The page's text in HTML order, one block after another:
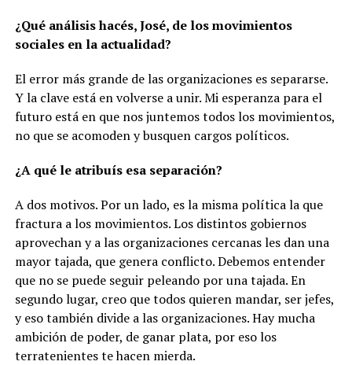
¿Qué análisis hacés, José, de los movimientos
sociales en la actualidad?
El error más grande de las organizaciones es separarse.
Y la clave está en volverse a unir. Mi esperanza para el
futuro está en que nos juntemos todos los movimientos,
no que se acomoden y busquen cargos políticos.
¿A qué le atribuís esa separación?
A dos motivos. Por un lado, es la misma política la que
fractura a los movimientos. Los distintos gobiernos
aprovechan y a las organizaciones cercanas les dan una
mayor tajada, que genera conflicto. Debemos entender
que no se puede seguir peleando por una tajada. En
segundo lugar, creo que todos quieren mandar, ser jefes,
y eso también divide a las organizaciones. Hay mucha
ambición de poder, de ganar plata, por eso los
terratenientes te hacen mierda.